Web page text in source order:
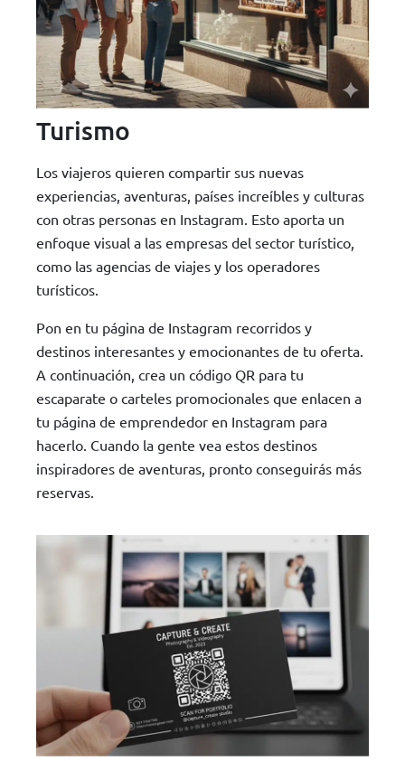
Turismo
Los viajeros quieren compartir sus nuevas
experiencias, aventuras, países increíbles y culturas
con otras personas en Instagram. Esto aporta un
enfoque visual a las empresas del sector turístico,
como las agencias de viajes y los operadores
turísticos.
Pon en tu página de Instagram recorridos y
destinos interesantes y emocionantes de tu oferta.
A continuación, crea un código QR para tu
escaparate o carteles promocionales que enlacen a
tu página de emprendedor en Instagram para
hacerlo. Cuando la gente vea estos destinos
inspiradores de aventuras, pronto conseguirás más
reservas.